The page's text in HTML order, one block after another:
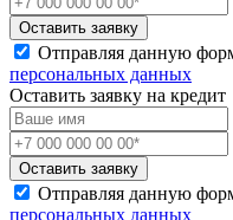
Оставить заявку
Отправляя данную
персональных данных
Оставить заявку на кредит
Оставить заявку
Отправляя данную
персональных данных